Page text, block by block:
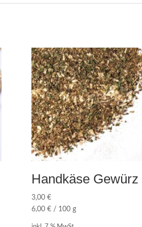
Handkäse Gewürz
3,00 €
6,00 €/ 100 g